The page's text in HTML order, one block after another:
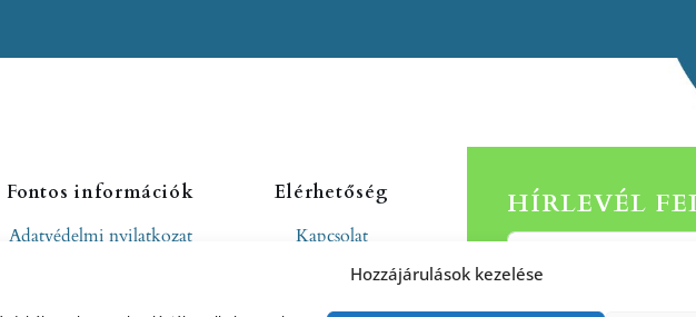
Hozzájárulások kezelése
Fontos információk
Adatvédelmi nyilatkozat
Elérhetőség
Kapcsolat
Rólunk
HÍRLEVÉL